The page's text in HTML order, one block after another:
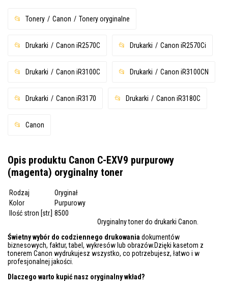
Tonery Canon Tonery oryginalne
Drukarki Canon iR2570C Drukarki Canon iR2570Ci
Drukarki Canon iR3100C Drukarki Canon iR3100CN
Drukarki Canon iR3170 Drukarki Canon iR3180C
Canon
Opis produktu Canon C-EXV9 purpurowy
(magenta) oryginalny toner
Rodzaj
Oryginał
Kolor
Purpurowy
Ilość stron [str.] 8500
Oryginalny toner do drukarki Canon.
Świetny wybór do codziennego drukowania dokumentów
biznesowych, faktur, tabel, wykresów lub obrazów.Dzięki kasetom z
tonerem Canon wydrukujesz wszystko, co potrzebujesz, łatwo i w
profesjonalnej jakości.
Dlaczego warto kupić nasz oryginalny wkład?